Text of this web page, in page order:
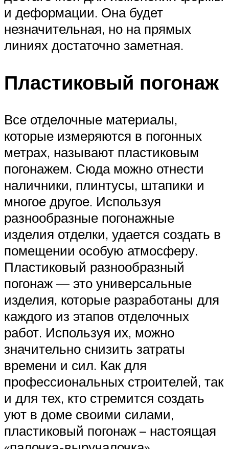
и деформации. Она будет
незначительная, но на прямых
линиях достаточно заметная.
Пластиковый погонаж
Все отделочные материалы,
которые измеряются в погонных
метрах, называют пластиковым
погонажем. Сюда можно отнести
наличники, плинтусы, штапики и
многое другое. Используя
разнообразные погонажные
изделия отделки, удается создать в
помещении особую атмосферу.
Пластиковый разнообразный
погонаж — это универсальные
изделия, которые разработаны для
каждого из этапов отделочных
работ. Используя их, можно
значительно снизить затраты
времени и сил. Как для
профессиональных строителей, так
и для тех, кто стремится создать
уют в доме своими силами,
пластиковый погонаж – настоящая